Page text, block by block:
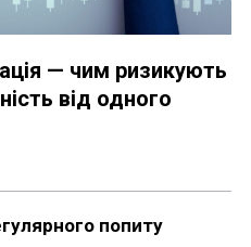
— чим ризикують
від одного
попиту